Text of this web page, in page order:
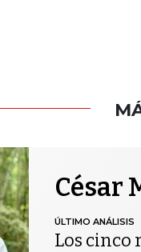
César
ÚLTIMO ANÁLISIS
Los cinco